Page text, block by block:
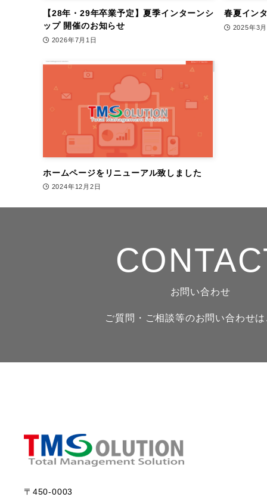
【28年・29年卒業予定】夏季インターンシ
ップ 開催のお知らせ
2026年7月1日
春夏イン
2025年3
ホームページをリニューアル致しました
2024年12月2日
お問い合わせ
ご質問・ご相談等のお問い合わせ
〒450-0003